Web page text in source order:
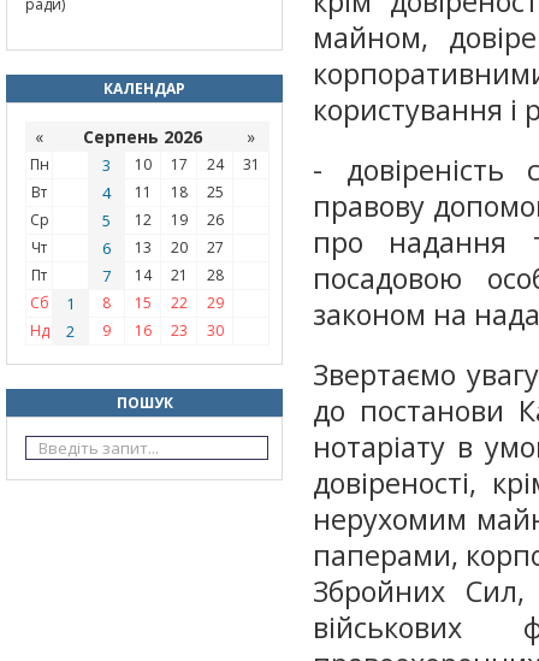
ради)
КАЛЕНДАР
« Серпень 2026 »
Пн 3 10 17 24
31
Вт
4 11 18
25
Ср
5 12 19
26
Чт
6 13 20
27
Пт
7 14 21
28
Сб
1 8 15 22
29
Нд
2 9 16 23 30
ПОШУК
майном,
користування
- довіреність
правову
про надання
посадовою
законом на
Звертаємо
до постанови
нотаріату в
довіреності,
нерухомим
паперами,
Збройних Сил,
військових